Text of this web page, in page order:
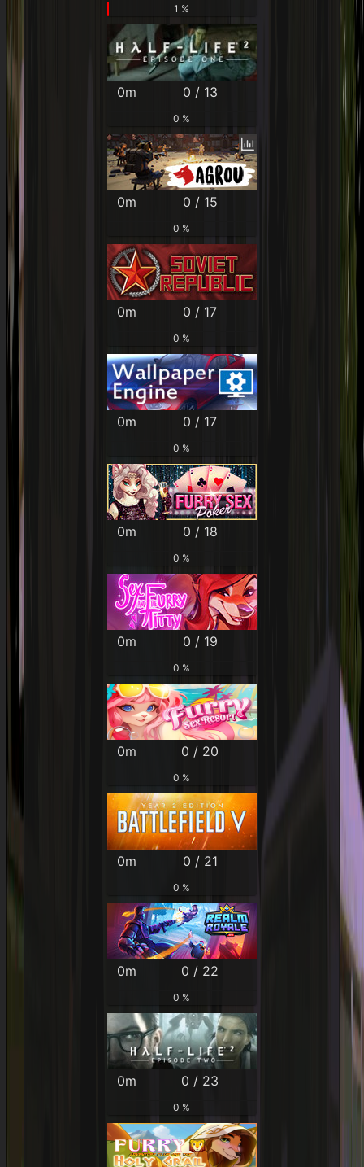
1 %
0m 0 / 13
0 %
0m 0 / 15
0 %
0m 0 / 17
0 %
0m 0 / 17
0 %
0m 0 / 18
0 %
0m 0 / 19
0 %
0m 0 / 20
0 %
0m 0 / 21
0 %
0m 0 / 22
0 %
0m 0 / 23
0 %